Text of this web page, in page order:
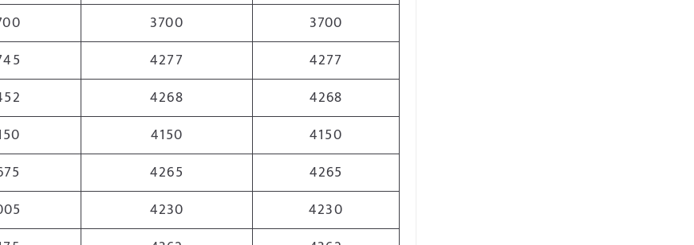
3700
3700
4277
4277
4268
4268
4150
4150
4265
4265
4230
4230